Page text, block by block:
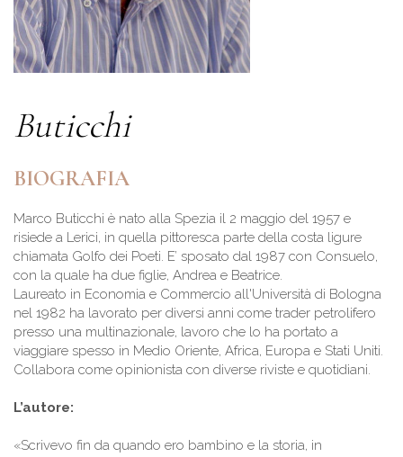
Buticchi
BIOGRAFIA
Marco Buticchi è nato alla Spezia il 2 maggio del 1957 e
risiede a Lerici, in quella pittoresca parte della costa ligure
chiamata Golfo dei Poeti. E’ sposato dal 1987 con Consuelo,
con la quale ha due figlie, Andrea e Beatrice.
Laureato in Economia e Commercio all'Università di Bologna
nel 1982 ha lavorato per diversi anni come trader petrolifero
presso una multinazionale, lavoro che lo ha portato a
viaggiare spesso in Medio Oriente, Africa, Europa e Stati Uniti.
Collabora come opinionista con diverse riviste e quotidiani.
L’autore:
«Scrivevo fin da quando ero bambino e la storia, in